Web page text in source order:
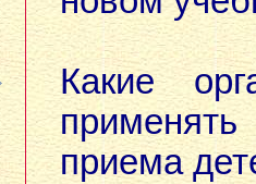
Какие
приема